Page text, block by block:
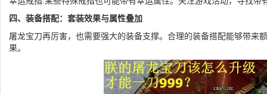
四、装备搭配：套装效果与属性叠加
屠龙宝刀再厉害，也需要强大的装备支撑。合理的装备搭配能够带来
果。